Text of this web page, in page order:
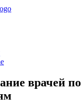
врачей по